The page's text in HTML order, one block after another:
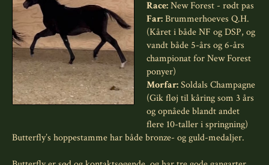
Race:New Forest - rødt pas
Far:Brummerhoeves Q.H.
(Kåret i både NF og DSP, og
vandt både 5-års og 6-års
championat for New Forest
ponyer)
Morfar:Soldals Champagne
(Gik fløj til kåring som 3 års
og opnåede blandt andet
flere 10-taller i springning)
Butterfly’s hoppestamme har både bronze- og guld-medaljer.